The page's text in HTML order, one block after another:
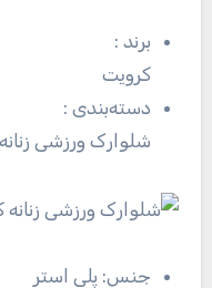
برند :
کرویت
دسته‌بندی :
شلوارک ورزشی زنانه
جنس: پلی استر